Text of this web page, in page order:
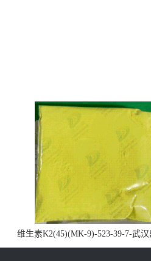
维生素K2(45)(MK-9)-523-39-7-武汉
药业大量现货供应